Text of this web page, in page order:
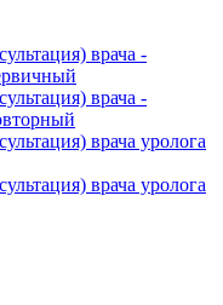
врача -
врача -
врача уролога
врача уролога